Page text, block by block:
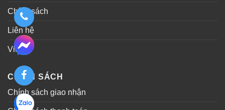
Chính sách
Liên hệ
Video
CHÍNH SÁCH
Chính sách giao nhận